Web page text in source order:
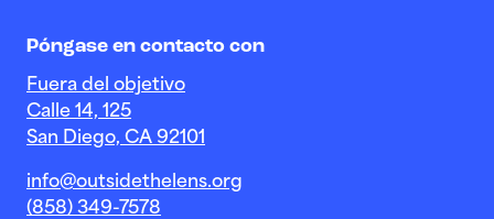
Póngase en contacto con
Fuera del objetivo
Calle 14, 125
San Diego, CA 92101
info@outsidethelens.org
(858) 349-7578